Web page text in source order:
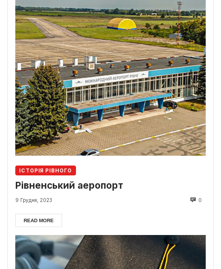
ІСТОРІЯ РІВНОГО
Рівненський аеропорт
9 Грудня, 2023 0
READ MORE